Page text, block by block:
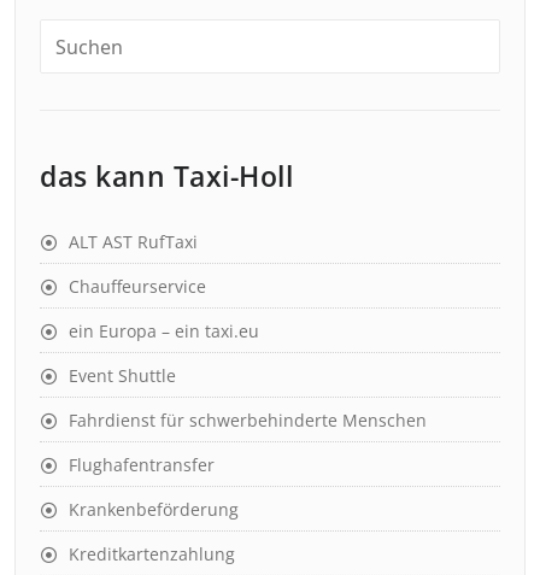
das kann Taxi-Holl
ALT AST RufTaxi
Chauffeurservice
ein Europa – ein taxi.eu
Event Shuttle
Fahrdienst für schwerbehinderte Menschen
Flughafentransfer
Krankenbeförderung
Kreditkartenzahlung